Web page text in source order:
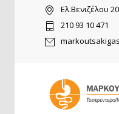
Ελ.Βενιζέλου
210 93 10 471